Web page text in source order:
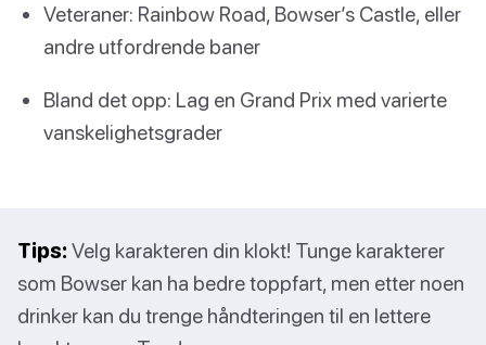
Veteraner: Rainbow Road, Bowser’s Castle, eller
andre utfordrende baner
Bland det opp: Lag en Grand Prix med varierte
vanskelighetsgrader
Tips: Velg karakteren din klokt! Tunge karakterer
som Bowser kan ha bedre toppfart, men etter noen
drinker kan du trenge håndteringen til en lettere